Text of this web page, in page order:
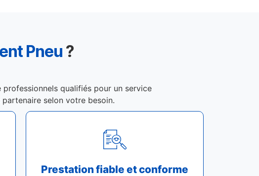
Pneu ?
professionnels qualifiés pour un service
selon votre besoin.
Prestation fiable et conforme